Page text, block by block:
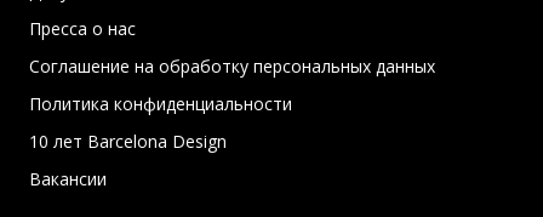
Пресса о нас
Соглашение на обработку персональных данных
Политика конфиденциальности
10 лет Barcelona Design
Вакансии